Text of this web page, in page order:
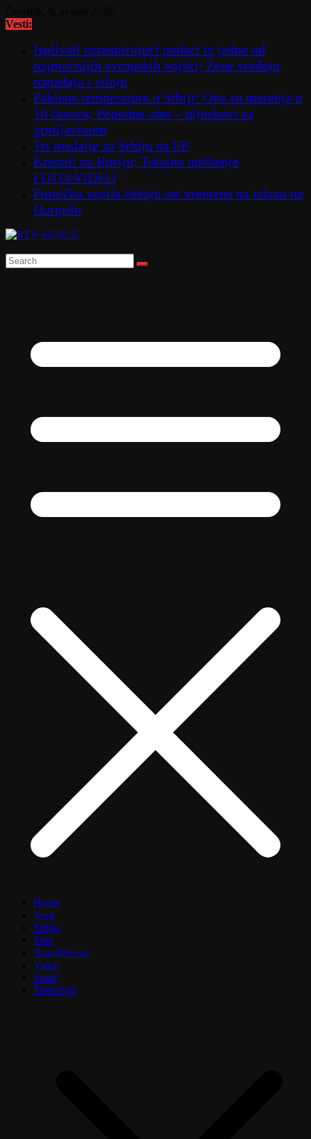
to
Vesti:
Isplivali uznemirujući podaci iz jedne od
najmoćnijih evropskih vojski; Žene vređaju,
napadaju i siluju
Paklene temperature u Srbiji: Ovo su merenja u
10 časova; Popodne obrt – pljuskovi sa
grmljavinom
Tri medalje za Srbiju na EP
Krenuli na Rusiju; Totalno uništenje
FOTO/VIDEO
Putnička vozila čekaju sat vremena na izlazu na
Horgošu
Home
Vesti
Srbija
Svet
Aranđelovac
Video
Sport
Televizija